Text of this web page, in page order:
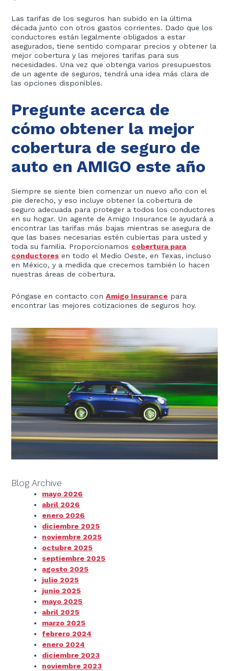
Las tarifas de los seguros han subido en la última
década junto con otros gastos corrientes. Dado que los
conductores están legalmente obligados a estar
asegurados, tiene sentido comparar precios y obtener la
mejor cobertura y las mejores tarifas para sus
necesidades. Una vez que obtenga varios presupuestos
de un agente de seguros, tendrá una idea más clara de
las opciones disponibles.
Pregunte acerca de
cómo obtener la mejor
cobertura de seguro de
auto en AMIGO este año
Siempre se siente bien comenzar un nuevo año con el
pie derecho, y eso incluye obtener la cobertura de
seguro adecuada para proteger a todos los conductores
en su hogar. Un agente de Amigo Insurance le ayudará a
encontrar las tarifas más bajas mientras se asegura de
que las bases necesarias estén cubiertas para usted y
toda su familia. Proporcionamos cobertura para
conductores en todo el Medio Oeste, en Texas, incluso
en México, y a medida que crecemos también lo hacen
nuestras áreas de cobertura.
Póngase en contacto conAmigo Insurance para
encontrar las mejores cotizaciones de seguros hoy.
Blog Archive
mayo 2026
abril 2026
enero 2026
diciembre 2025
noviembre 2025
octubre 2025
septiembre 2025
agosto 2025
julio 2025
junio 2025
mayo 2025
abril 2025
marzo 2025
febrero 2024
enero 2024
diciembre 2023
noviembre 2023